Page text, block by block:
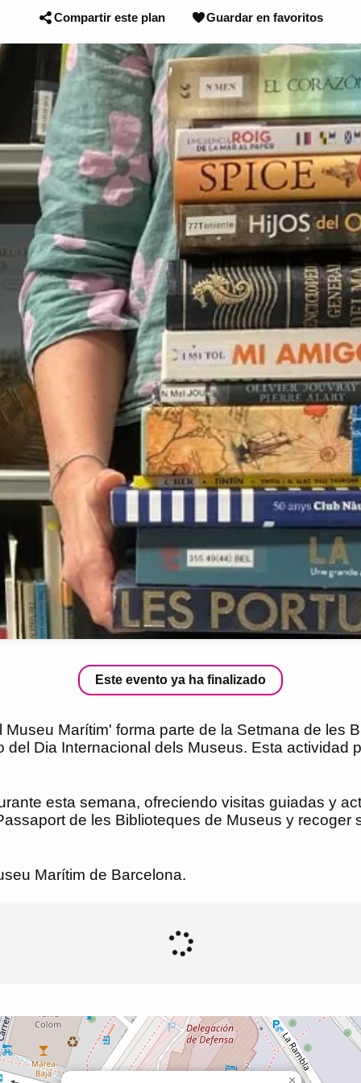
Compartir este plan Guardar en favoritos
Este evento ya ha finalizado
Marítim' forma parte de la Setmana de les
Dia Internacional dels Museus. Esta actividad
esta semana, ofreciendo visitas guiadas y
de les Biblioteques de Museus y recoger
Marítim de Barcelona.